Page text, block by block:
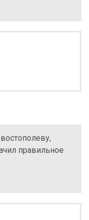
правильное